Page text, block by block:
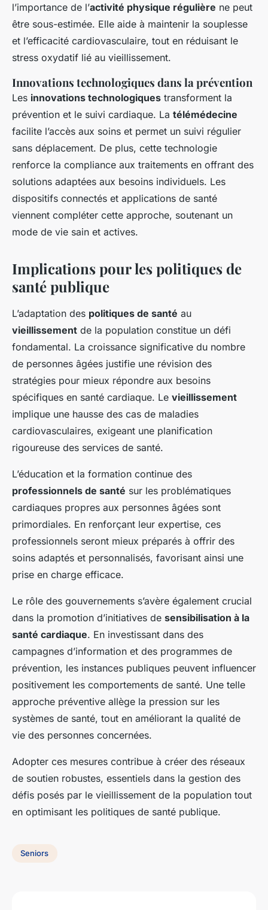
l’importance de l’activité physique régulière ne peut
être sous-estimée. Elle aide à maintenir la souplesse
et l’efficacité cardiovasculaire, tout en réduisant le
stress oxydatif lié au vieillissement.
Innovations technologiques dans la prévention
Les innovations technologiques transforment la
prévention et le suivi cardiaque. La télémédecine
facilite l’accès aux soins et permet un suivi régulier
sans déplacement. De plus, cette technologie
renforce la compliance aux traitements en offrant des
solutions adaptées aux besoins individuels. Les
dispositifs connectés et applications de santé
viennent compléter cette approche, soutenant un
mode de vie sain et actives.
Implications pour les politiques de
santé publique
L’adaptation des politiques de santé au
vieillissement de la population constitue un défi
fondamental. La croissance significative du nombre
de personnes âgées justifie une révision des
stratégies pour mieux répondre aux besoins
spécifiques en santé cardiaque. Le vieillissement
implique une hausse des cas de maladies
cardiovasculaires, exigeant une planification
rigoureuse des services de santé.
L’éducation et la formation continue des
professionnels de santé sur les problématiques
cardiaques propres aux personnes âgées sont
primordiales. En renforçant leur expertise, ces
professionnels seront mieux préparés à offrir des
soins adaptés et personnalisés, favorisant ainsi une
prise en charge efficace.
Le rôle des gouvernements s’avère également crucial
dans la promotion d’initiatives de sensibilisation à la
santé cardiaque. En investissant dans des
campagnes d’information et des programmes de
prévention, les instances publiques peuvent influencer
positivement les comportements de santé. Une telle
approche préventive allège la pression sur les
systèmes de santé, tout en améliorant la qualité de
vie des personnes concernées.
Adopter ces mesures contribue à créer des réseaux
de soutien robustes, essentiels dans la gestion des
défis posés par le vieillissement de la population tout
en optimisant les politiques de santé publique.
Seniors